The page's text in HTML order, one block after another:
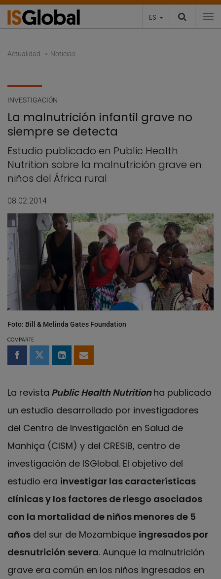
ES
Actualidad Noticias
INVESTIGACIÓN
La malnutrición infantil grave no
siempre se detecta
Estudio publicado en Public Health
Nutrition sobre la malnutrición grave en
niños del África rural
08.02.2014
Foto: Bill & Melinda Gates Foundation
COMPARTE
Compartir en Facebook
Compartir en Twitter
Compartir en LinkedIn
Compartir por email
La revista Public Health Nutrition ha publicado
un estudio desarrollado por investigadores
del Centro de Investigación en Salud de
Manhiça (CISM) y del CRESIB, centro de
investigación de ISGlobal. El objetivo del
estudio era investigar las características
clínicas y los factores de riesgo asociados
con la mortalidad de niños menores de 5
años del sur de Mozambique ingresados por
desnutrición severa. Aunque la malnutrición
grave era común en los niños ingresados en